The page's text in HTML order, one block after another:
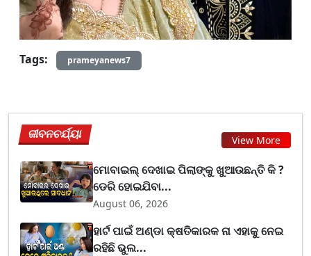
Tags: prameyanews7
ଜୀବନଚର୍ଯ୍ୟା View More
ମୋବାଇଲ୍ ଦେଖାଇ ପିଲାଙ୍କୁ ଖୁଆଉଛନ୍ତି କି ?
ଡେରି ହୋଇଯିବା...
August 06, 2026
ହାର୍ଟ ପାଇଁ ଅଣ୍ଡା କ୍ଷତିକାରକ ନା ଏହାକୁ ନେଇ
ରହିଛି ଭୁଲ...